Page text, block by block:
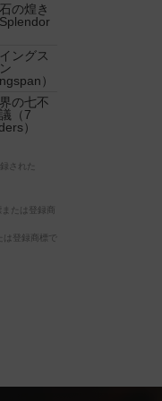
された
たは登録商
登録商標で